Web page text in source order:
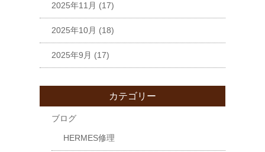
2025年11月 (17)
2025年10月 (18)
2025年9月 (17)
カテゴリー
ブログ
HERMES修理